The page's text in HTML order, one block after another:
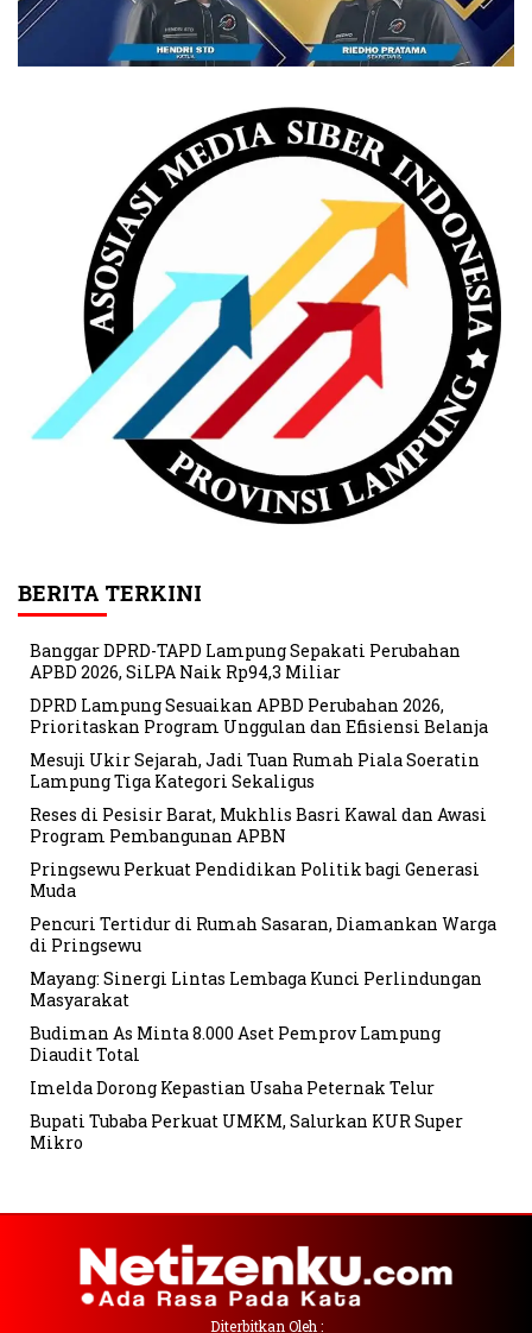
BERITA TERKINI
Banggar DPRD-TAPD Lampung Sepakati Perubahan
APBD 2026, SiLPA Naik Rp94,3 Miliar
DPRD Lampung Sesuaikan APBD Perubahan 2026,
Prioritaskan Program Unggulan dan Efisiensi Belanja
Mesuji Ukir Sejarah, Jadi Tuan Rumah Piala Soeratin
Lampung Tiga Kategori Sekaligus
Reses di Pesisir Barat, Mukhlis Basri Kawal dan Awasi
Program Pembangunan APBN
Pringsewu Perkuat Pendidikan Politik bagi Generasi
Muda
Pencuri Tertidur di Rumah Sasaran, Diamankan Warga
di Pringsewu
Mayang: Sinergi Lintas Lembaga Kunci Perlindungan
Masyarakat
Budiman As Minta 8.000 Aset Pemprov Lampung
Diaudit Total
Imelda Dorong Kepastian Usaha Peternak Telur
Bupati Tubaba Perkuat UMKM, Salurkan KUR Super
Mikro
Diterbitkan Oleh :